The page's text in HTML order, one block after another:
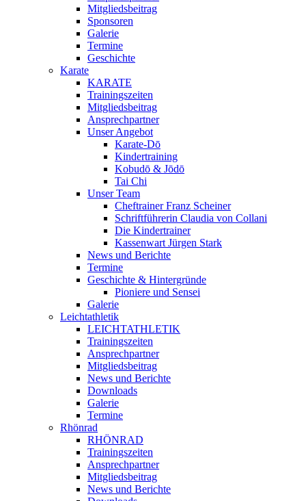
Mitgliedsbeitrag
Sponsoren
Galerie
Termine
Geschichte
Karate
KARATE
Trainingszeiten
Mitgliedsbeitrag
Ansprechpartner
Unser Angebot
Karate-Dō
Kindertraining
Kobudō & Jōdō
Tai Chi
Unser Team
Cheftrainer Franz Scheiner
Schriftführerin Claudia von Collani
Die Kindertrainer
Kassenwart Jürgen Stark
News und Berichte
Termine
Geschichte & Hintergründe
Pioniere und Sensei
Galerie
Leichtathletik
LEICHTATHLETIK
Trainingszeiten
Ansprechpartner
Mitgliedsbeitrag
News und Berichte
Downloads
Galerie
Termine
Rhönrad
RHÖNRAD
Trainingszeiten
Ansprechpartner
Mitgliedsbeitrag
News und Berichte